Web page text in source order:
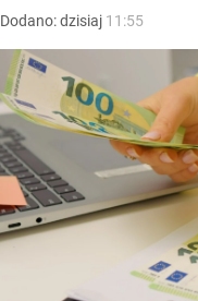
Dodano:dzisiaj 11:55